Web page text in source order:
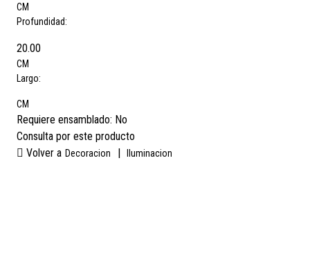
CM
Profundidad:
20.00
CM
Largo:
CM
Requiere ensamblado: No
Consulta por este producto
Volver a Decoracion | Iluminacion